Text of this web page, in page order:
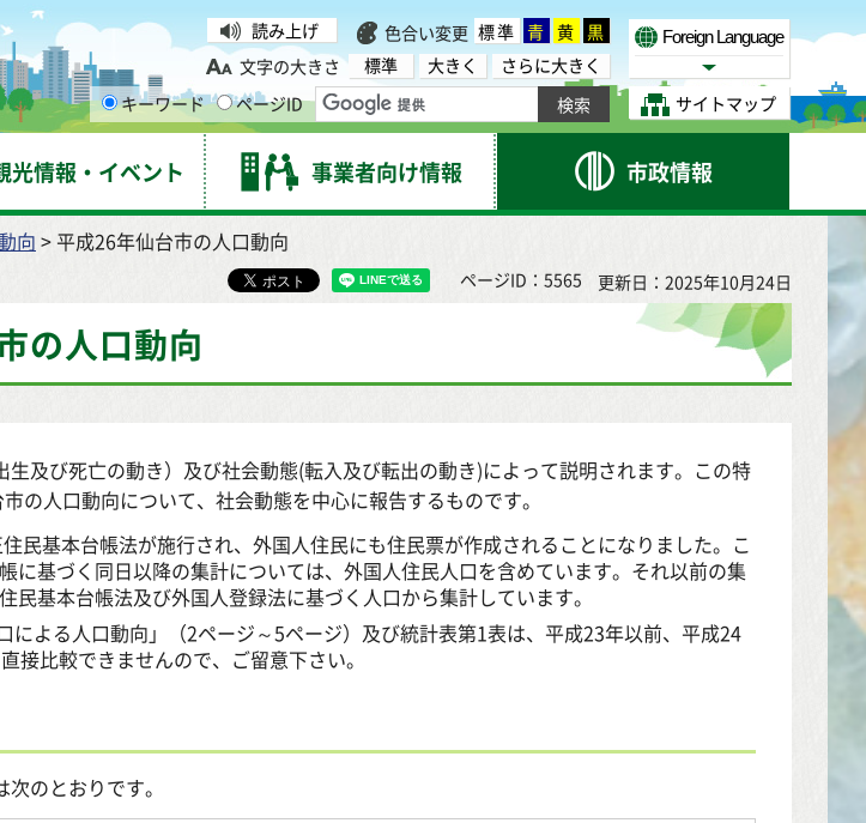
読み上げ 色合い変更 標準 青 黄 黒
文字の大きさ
標準 大きく
さらに大きく
キーワード
ページID
Foreign Language
Select Language
サイトマップ
光情報・イベント 事業者向け情報 市政情報
向 > 平成26年仙台市の人口動向
ページID：5565 更新日：2025年10月24日
の人口動向
生及び死亡の動き）及び社会動態(転入及び転出の動き)によって説明されます。この特
の人口動向について、社会動態を中心に報告するものです。
民基本台帳法が施行され、外国人住民にも住民票が作成されることになりました。こ
に基づく同日以降の集計については、外国人住民人口を含めています。それ以前の集
民基本台帳法及び外国人登録法に基づく人口から集計しています。
による人口動向」（2ページ～5ページ）及び統計表第1表は、平成23年以前、平成24
接比較できませんので、ご留意下さい。
のとおりです。